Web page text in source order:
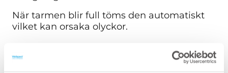
När tarmen blir full töms den automatiskt
vilket kan orsaka olyckor.
i följande symtom: